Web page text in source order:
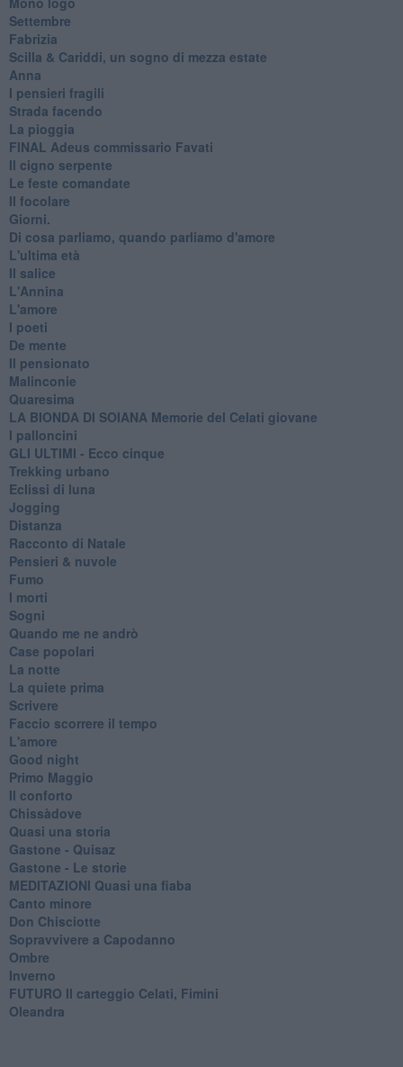
Settembre
Fabrizia
​Scilla & Cariddi, un sogno di mezza estate
Anna
I pensieri fragili
Strada facendo
La pioggia
FINAL Adeus commissario Favati
Il cigno serpente
Le feste comandate
Il focolare
Giorni.
Di cosa parliamo, quando parliamo d'amore
L'ultima età
Il salice
L'Annina
L'amore
I poeti
De mente
Il pensionato
Malinconie
Quaresima
LA BIONDA DI SOIANA Memorie del Celati giovane
I palloncini
GLI ULTIMI - Ecco cinque
Trekking urbano
Eclissi di luna
Jogging
Distanza
Racconto di Natale
Pensieri & nuvole
Fumo
I morti
Sogni
Quando me ne andrò
Case popolari
La notte
La quiete prima
Scrivere
Faccio scorrere il tempo
L'amore
Good night
Primo Maggio
Il conforto
Chissàdove
Quasi una storia
Gastone - Quisaz
Gastone - Le storie
MEDITAZIONI Quasi una fiaba
Canto minore
Don Chisciotte
Sopravvivere a Capodanno
Ombre
Inverno
FUTURO Il carteggio Celati, Fimini
Oleandra